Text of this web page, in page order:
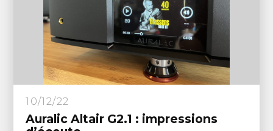
10/12/22
Auralic Altair G2.1 : impressions